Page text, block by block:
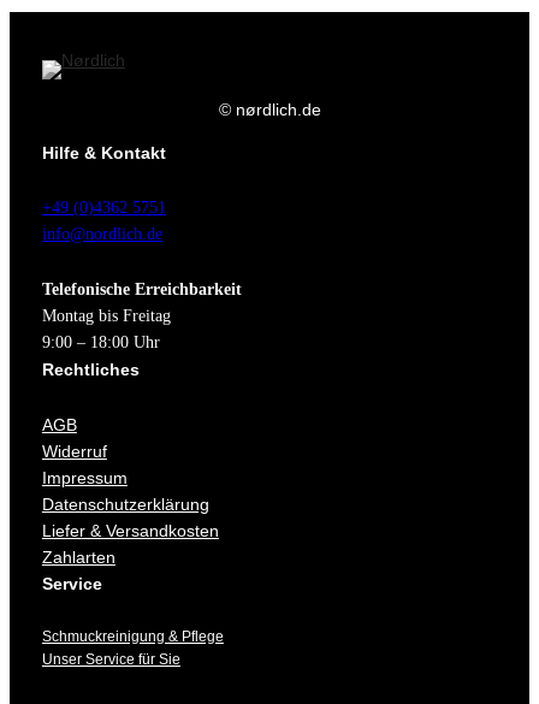
© nørdlich.de
Hilfe & Kontakt
+49 (0)4362 5751
info@nordlich.de
Telefonische Erreichbarkeit
Montag bis Freitag
9:00 – 18:00 Uhr
Rechtliches
AGB
Widerruf
Impressum
Datenschutzerklärung
Liefer & Versandkosten
Zahlarten
Service
Schmuckreinigung & Pflege
Unser Service für Sie